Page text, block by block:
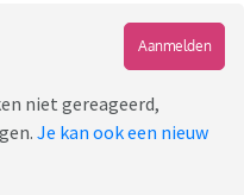
Aanmelden
niet gereageerd,
Je kan ook een nieuw